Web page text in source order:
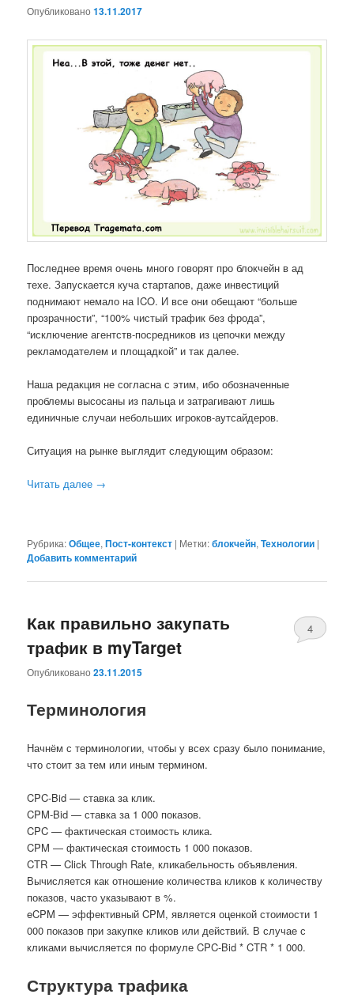
Опубликовано13.11.2017
Последнее время очень много говорят про блокчейн в ад
техе. Запускается куча стартапов, даже инвестиций
поднимают немало на ICO. И все они обещают “больше
прозрачности”, “100% чистый трафик без фрода”,
“исключение агентств-посредников из цепочки между
рекламодателем и площадкой” и так далее.
Наша редакция не согласна с этим, ибо обозначенные
проблемы высосаны из пальца и затрагивают лишь
единичные случаи небольших игроков-аутсайдеров.
Ситуация на рынке выглядит следующим образом:
Читать далее →
Рубрика:Общее,Пост-контекст | Метки:блокчейн,Технологии |
Добавить комментарий
Как правильно закупать
трафик в myTarget
Опубликовано23.11.2015
4
Терминология
Начнём с терминологии, чтобы у всех сразу было понимание,
что стоит за тем или иным термином.
CPC-Bid — ставка за клик.
CPM-Bid — ставка за 1 000 показов.
CPC — фактическая стоимость клика.
CPM — фактическая стоимость 1 000 показов.
CTR — Click Through Rate, кликабельность объявления.
Вычисляется как отношение количества кликов к количеству
показов, часто указывают в %.
eCPM — эффективный CPM, является оценкой стоимости 1
000 показов при закупке кликов или действий. В случае с
кликами вычисляется по формуле CPC-Bid * CTR * 1 000.
Структура трафика